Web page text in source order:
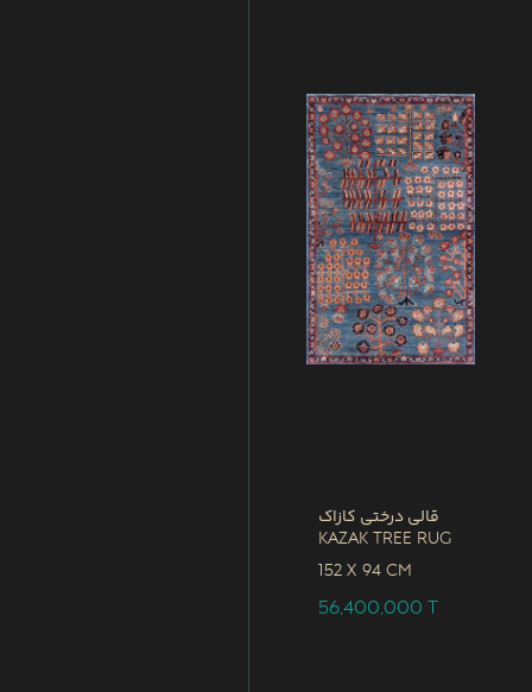
قالی درختی کازاک
Kazak Tree Rug
152 x 94 CM
56,400,000T